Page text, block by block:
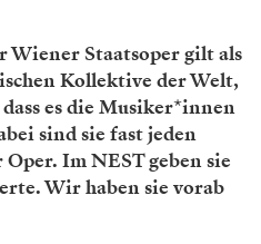
Wiener Staatsoper gilt als
Kollektive der Welt,
es die Musiker*innen
sind sie fast jeden
Im NEST geben sie
Wir haben sie vorab